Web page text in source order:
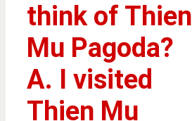
think of Thien
Mu Pagoda?
A. I visited
Thien Mu